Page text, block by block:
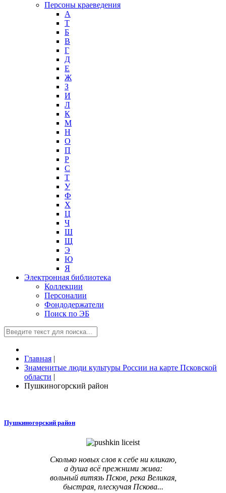
Персоны краеведения
А
T
Б
В
Г
Д
Е
Ж
З
И
Л
К
М
Н
О
П
Р
С
Т
У
Ф
Х
Ц
Ч
Ш
Щ
Э
Ю
Я
Электронная библиотека
Коллекции
Персоналии
Фондодержатели
Поиск по ЭБ
Главная |
Знаменитые люди культуры России на карте Псковской
области |
Пушкиногорский район
Пушкиногорский район
Сколько новых слов к себе ни кликаю,
а душа всё прежними жива:
вольный витязь Псков, река Великая,
быстрая, плескучаяПскова...